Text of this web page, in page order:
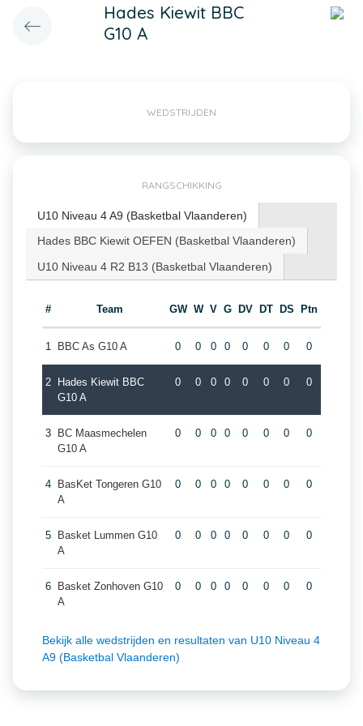
Hades Kiewit BBC
G10 A
WEDSTRIJDEN
RANGSCHIKKING
U10 Niveau 4 A9 (Basketbal Vlaanderen)
Hades BBC Kiewit OEFEN (Basketbal Vlaanderen)
U10 Niveau 4 R2 B13 (Basketbal Vlaanderen)
# Team GW W V G DV DT DS Ptn
1 BBC As G10 A 0 0 0 0 0 0 0 0
2
Hades Kiewit BBC
G10 A
0 0 0 0 0 0 0 0
3
BC Maasmechelen
G10 A
0 0 0 0 0 0 0 0
4
BasKet Tongeren G10
A
0 0 0 0 0 0 0 0
5
Basket Lummen G10
A
0 0 0 0 0 0 0 0
6
Basket Zonhoven G10
A
0 0 0 0 0 0 0 0
Bekijk alle wedstrijden en resultaten van U10 Niveau 4
A9 (Basketbal Vlaanderen)